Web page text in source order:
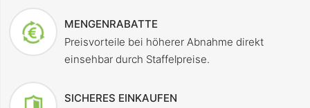
MENGENRABATTE
Preisvorteile bei höherer Abnahme direkt
einsehbar durch Staffelpreise.
SICHERES EINKAUFEN